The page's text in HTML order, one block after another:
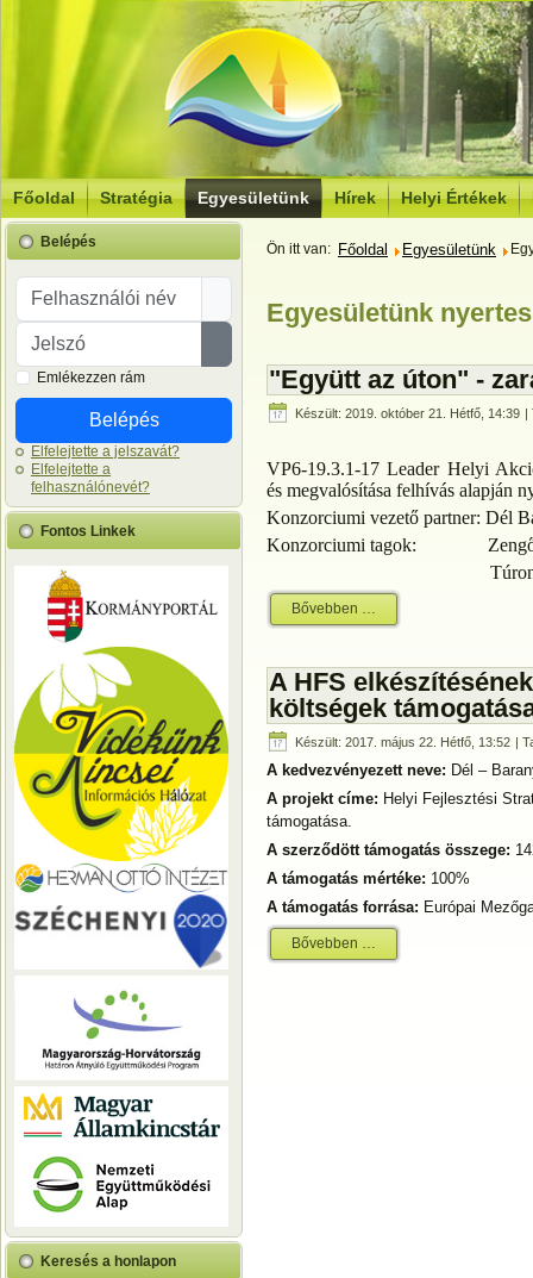
Főoldal Stratégia Egyesületünk Hírek Helyi Értékek
Belépés
Felhasználói név
Jelszó
Jelszó megjelenítése
Emlékezzen rám
Belépés
Elfelejtette a jelszavát?
Elfelejtette a
felhasználónevét?
Fontos Linkek
Keresés a honlapon
Ön itt van: Főoldal Egyesületünk
Egyesületünk
"Együtt az úton" -
Készült: 2019. október 21. Hétfő, 14:39 |
VP6-19.3.1-17 Leader Helyi
és megvalósítása felhívás alapján
Konzorciumi vezető partner: Dél
Konzorciumi tagok:
Bővebben …
A HFS
költségek
Készült: 2017. május 22. Hétfő, 13:52 |
A kedvezvényezett neve: Dél –
A projekt címe: Helyi Fejlesztési
támogatása.
A szerződött támogatás összege:
A támogatás mértéke: 100%
A támogatás forrása: Európai
Bővebben …